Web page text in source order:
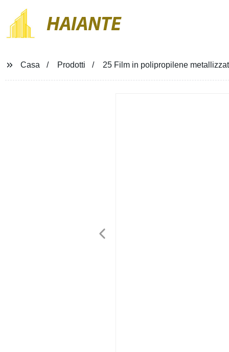
HAIANTE
Casa Prodotti 25 Film in polipropilene